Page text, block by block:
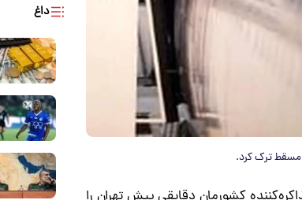
مسقط ترک کرد.
داغ